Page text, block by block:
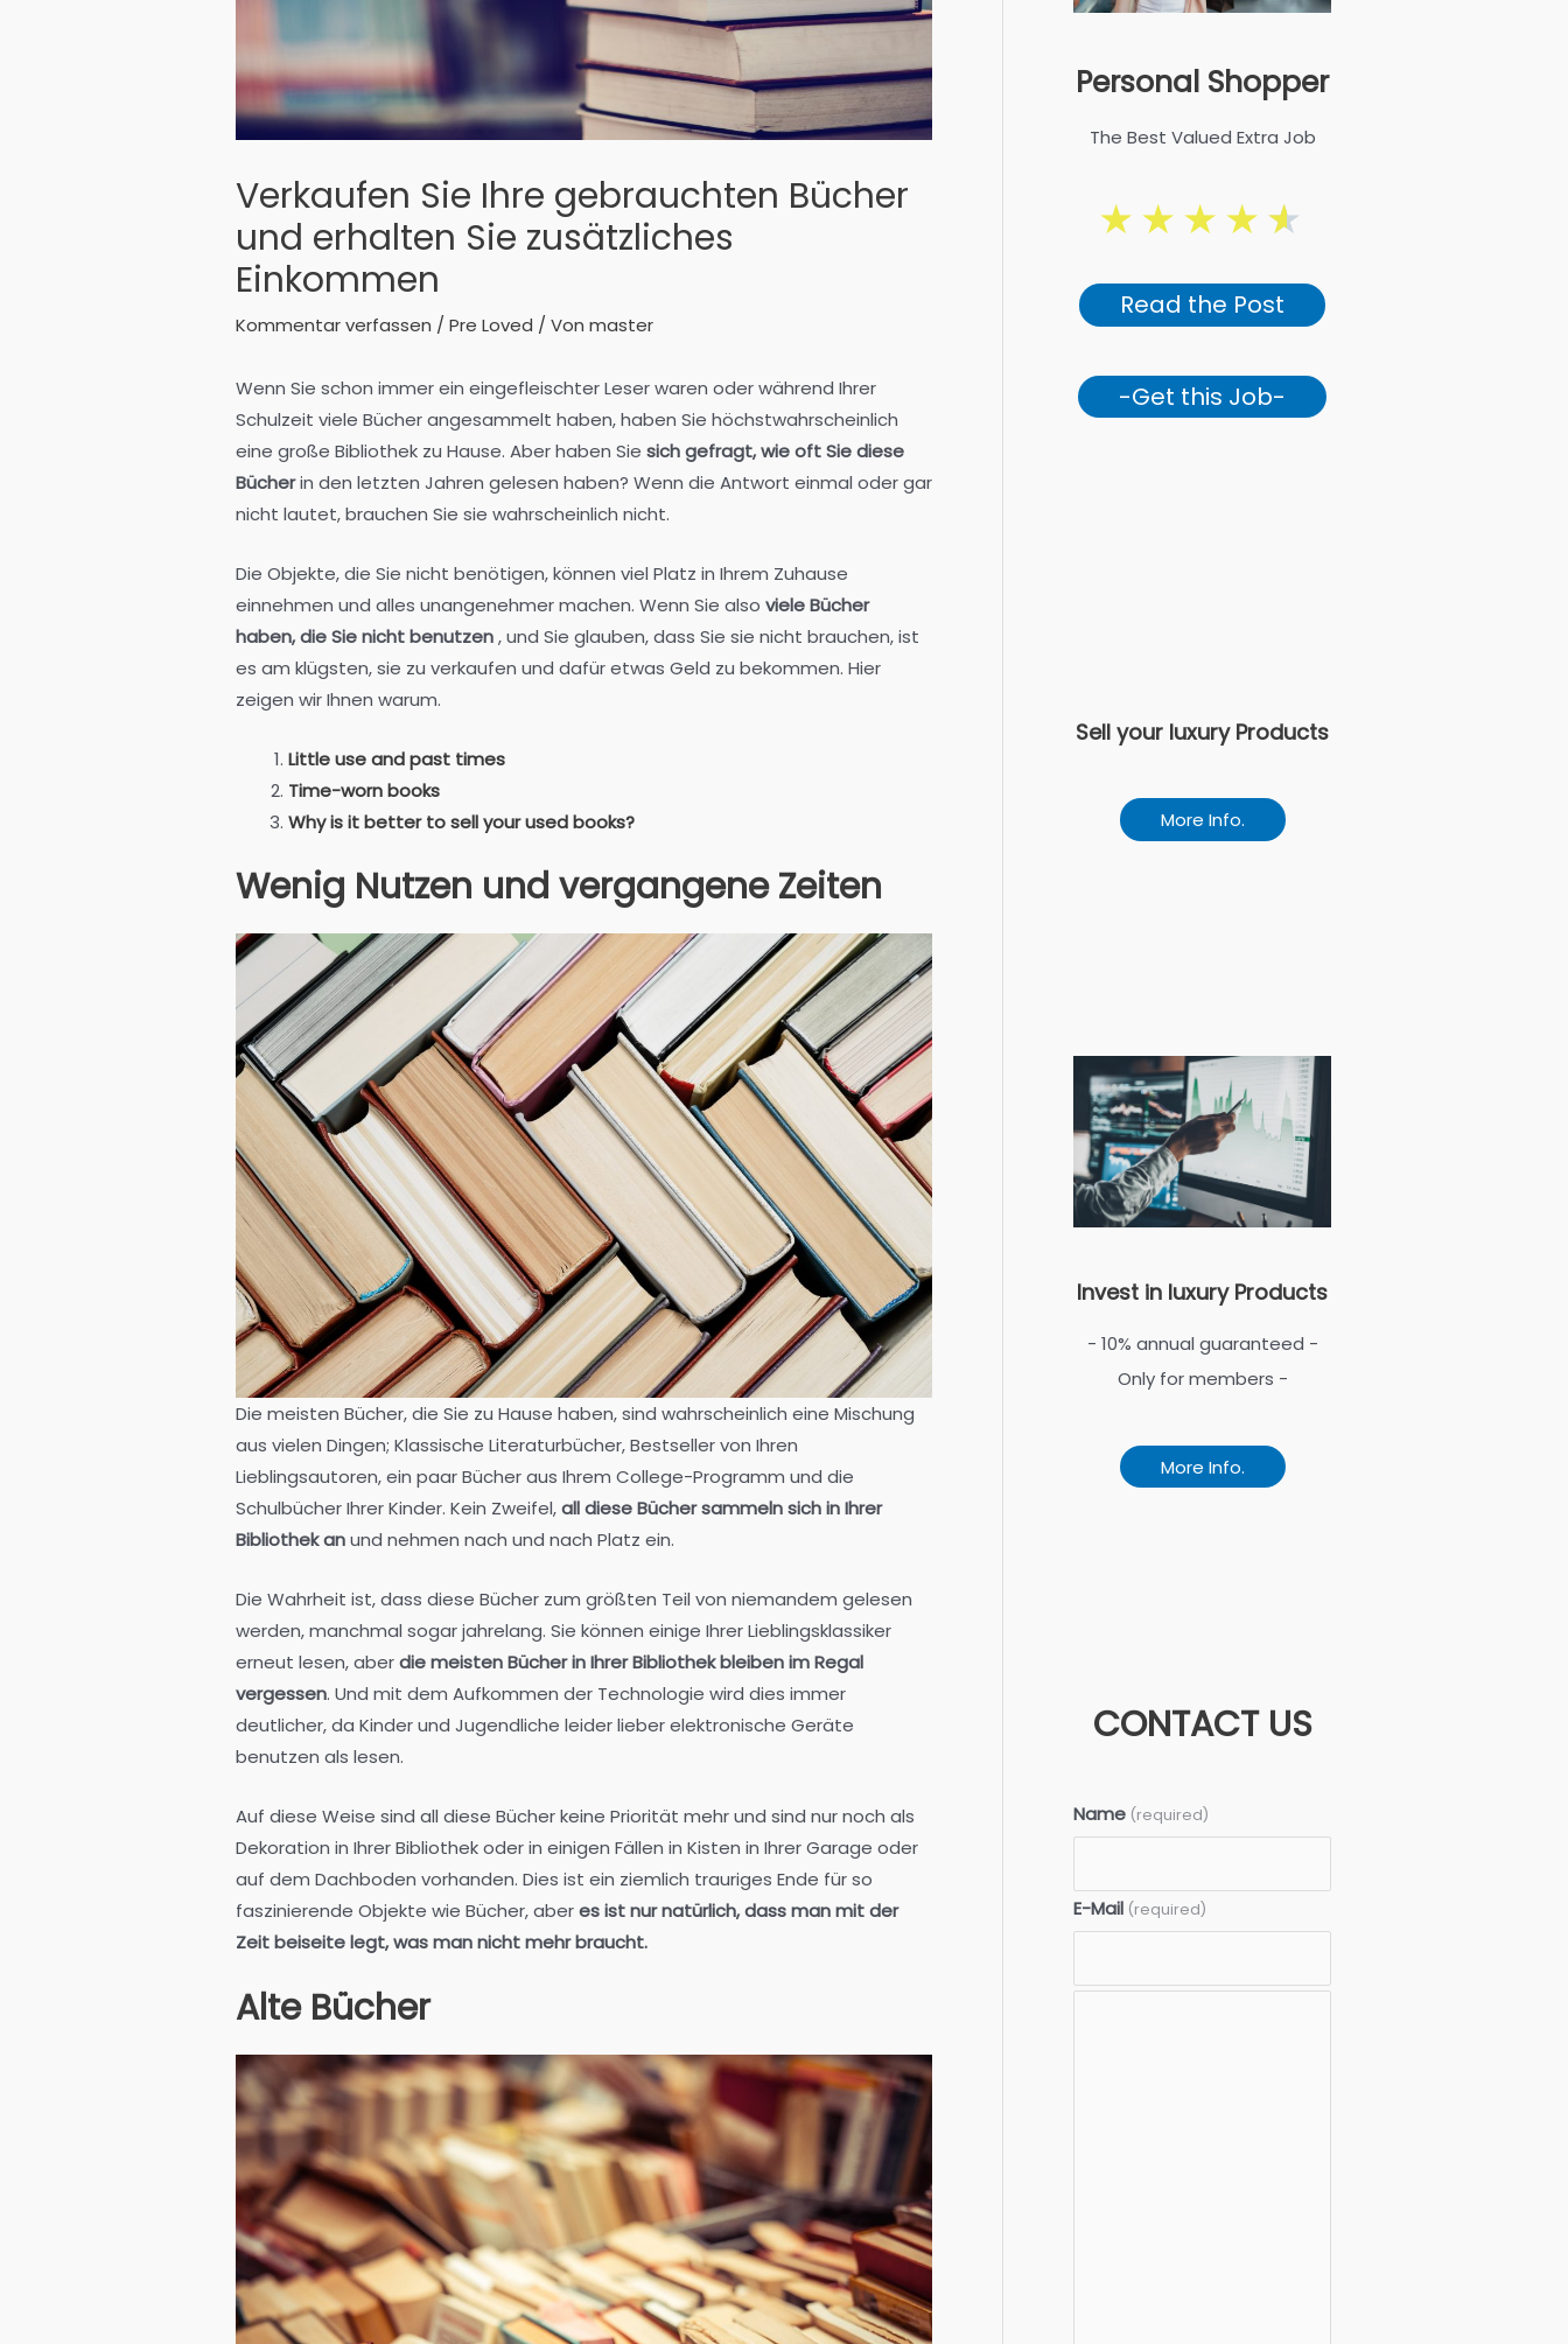
Verkaufen Sie Ihre gebrauchten Bücher
und erhalten Sie zusätzliches
Einkommen
Kommentar verfassen / Pre Loved / Von master
Wenn Sie schon immer ein eingefleischter Leser waren oder während Ihrer
Schulzeit viele Bücher angesammelt haben, haben Sie höchstwahrscheinlich
eine große Bibliothek zu Hause. Aber haben Sie sich gefragt, wie oft Sie diese
Bücherin den letzten Jahren gelesen haben? Wenn die Antwort einmal oder gar
nicht lautet, brauchen Sie sie wahrscheinlich nicht.
Die Objekte, die Sie nicht benötigen, können viel Platz in Ihrem Zuhause
einnehmen und alles unangenehmer machen. Wenn Sie also viele Bücher
haben, die Sie nicht benutzen, und Sie glauben, dass Sie sie nicht brauchen, ist
es am klügsten, sie zu verkaufen und dafür etwas Geld zu bekommen. Hier
zeigen wir Ihnen warum.
Little use and past times
Time-worn books
Why is it better to sell your used books?
Wenig Nutzen und vergangene Zeiten
Die meisten Bücher, die Sie zu Hause haben, sind wahrscheinlich eine Mischung
aus vielen Dingen; Klassische Literaturbücher, Bestseller von Ihren
Lieblingsautoren, ein paar Bücher aus Ihrem College-Programm und die
Schulbücher Ihrer Kinder. Kein Zweifel,all diese Bücher sammeln sich in Ihrer
Bibliothek anund nehmen nach und nach Platz ein.
Die Wahrheit ist, dass diese Bücher zum größten Teil von niemandem gelesen
werden, manchmal sogar jahrelang. Sie können einige Ihrer Lieblingsklassiker
erneut lesen, aberdie meisten Bücher in Ihrer Bibliothek bleiben im Regal
vergessen. Und mit dem Aufkommen der Technologie wird dies immer
deutlicher, da Kinder und Jugendliche leider lieber elektronische Geräte
benutzen als lesen.
Auf diese Weise sind all diese Bücher keine Priorität mehr und sind nur noch als
Dekoration in Ihrer Bibliothek oder in einigen Fällen in Kisten in Ihrer Garage oder
auf dem Dachboden vorhanden. Dies ist ein ziemlich trauriges Ende für so
faszinierende Objekte wie Bücher, aberes ist nur natürlich, dass man mit der
Zeit beiseite legt, was man nicht mehr braucht.
Alte Bücher
Personal Shopper
The Best Valued Extra Job
★★★★★
Read the Post
-Get this Job-
Sell your luxury Products
More Info.
Invest in luxury Products
- 10% annual guaranteed -
Only for members -
More Info.
CONTACT US
Name (required)
E-Mail (required)